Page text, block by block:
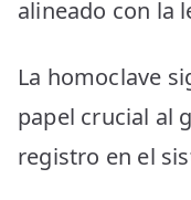
alineado con la
La homoclave
papel crucial al
registro en el